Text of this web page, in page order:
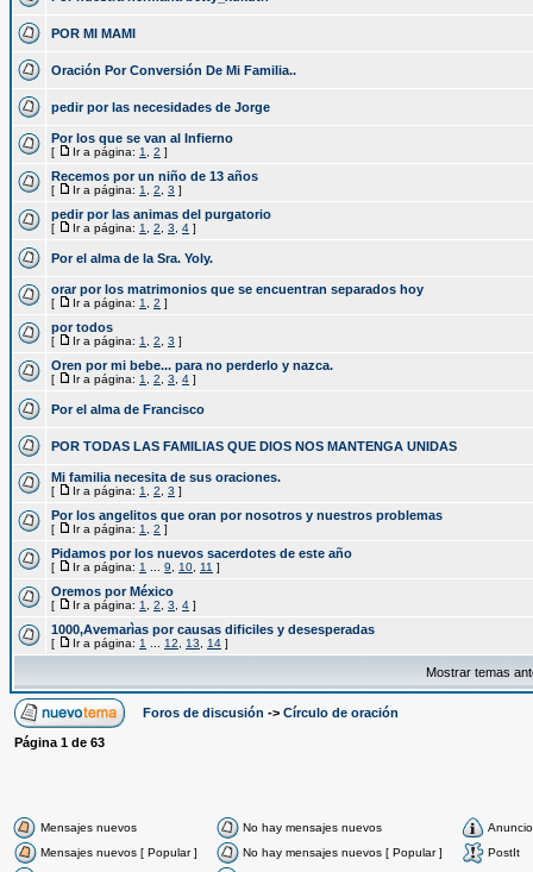
POR MI MAMI
Oración Por Conversión De Mi Familia..
pedir por las necesidades de Jorge
Por los que se van al Infierno
[ Ir a página: 1 2 ]
Recemos por un niño de 13 años
[ Ir a página: 1 2 3 ]
pedir por las animas del purgatorio
[ Ir a página: 1 2 3 4 ]
Por el alma de la Sra. Yoly.
orar por los matrimonios que se encuentran separados hoy
[ Ir a página: 1 2 ]
por todos
[ Ir a página: 1 2 3 ]
Oren por mi bebe... para no perderlo y nazca.
[ Ir a página: 1 2 3 4 ]
Por el alma de Francisco
POR TODAS LAS FAMILIAS QUE DIOS NOS MANTENGA UNIDAS
Mi familia necesita de sus oraciones.
[ Ir a página: 1 2 3 ]
Por los angelitos que oran por nosotros y nuestros problemas
[ Ir a página: 1 2 ]
Pidamos por los nuevos sacerdotes de este año
[ Ir a página: 1 9 10 11 ]
Oremos por México
[ Ir a página: 1 2 3 4 ]
1000,Avemarìas por causas dificiles y desesperadas
[ Ir a página: 1 12 13 14 ]
Mostrar temas
Foros de discusión -> Círculo de oración
Página 1 de 63
Mensajes nuevos No hay mensajes nuevos
Anuncio
Mensajes nuevos [ Popular ]
No hay mensajes nuevos [ Popular ]
PostIt